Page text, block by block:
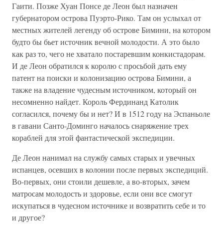
Гаити. Позже Хуан Понсе де Леон был назначен
губернатором острова Пуэрто-Рико. Там он услыхал от
местных жителей легенду об острове Бимини, на котором
будто бы бьет источник вечной молодости. А это было
как раз то, чего не хватало постаревшим конкистадорам.
И де Леон обратился к королю с просьбой дать ему
патент на поиски и колонизацию острова Бимини, а
также на владение чудесным источником, который он
несомненно найдет. Король Фердинанд Католик
согласился, почему бы и нет? И в 1512 году на Эспаньоле
в гавани Санто-Доминго началось снаряжение трех
кораблей для этой фантастической экспедиции.
Де Леон нанимал на службу самых старых и увечных
испанцев, осевших в колонии после первых экспедиций.
Во-первых, они стоили дешевле, а во-вторых, зачем
матросам молодость и здоровье, если они все смогут
искупаться в чудесном источнике и возвратить себе и то
и другое?